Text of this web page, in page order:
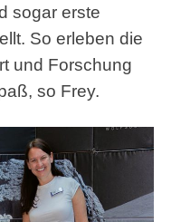
sogar erste
So erleben die
und Forschung
so Frey.